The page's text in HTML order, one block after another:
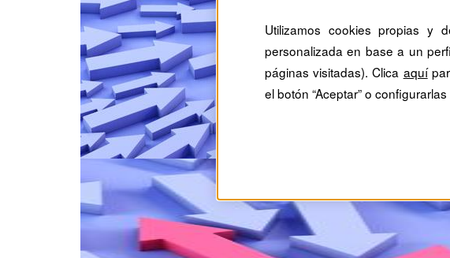
Utilizamos cookies propias y
personalizada en base a un
páginas visitadas). Clica aquí
el botón “Aceptar” o